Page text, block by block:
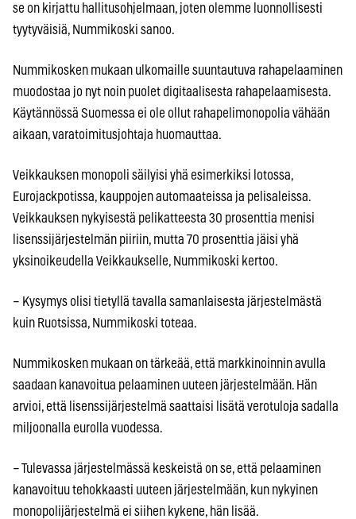
se on kirjattu hallitusohjelmaan, joten olemme luonnollisesti
tyytyväisiä, Nummikoski sanoo.
Nummikosken mukaan ulkomaille suuntautuva rahapelaaminen
muodostaa jo nyt noin puolet digitaalisesta rahapelaamisesta.
Käytännössä Suomessa ei ole ollut rahapelimonopolia vähään
aikaan, varatoimitusjohtaja huomauttaa.
Veikkauksen monopoli säilyisi yhä esimerkiksi lotossa,
Eurojackpotissa, kauppojen automaateissa ja pelisaleissa.
Veikkauksen nykyisestä pelikatteesta 30 prosenttia menisi
lisenssijärjestelmän piiriin, mutta 70 prosenttia jäisi yhä
yksinoikeudella Veikkaukselle, Nummikoski kertoo.
– Kysymys olisi tietyllä tavalla samanlaisesta järjestelmästä
kuin Ruotsissa, Nummikoski toteaa.
Nummikosken mukaan on tärkeää, että markkinoinnin avulla
saadaan kanavoitua pelaaminen uuteen järjestelmään. Hän
arvioi, että lisenssijärjestelmä saattaisi lisätä verotuloja sadalla
miljoonalla eurolla vuodessa.
– Tulevassa järjestelmässä keskeistä on se, että pelaaminen
kanavoituu tehokkaasti uuteen järjestelmään, kun nykyinen
monopolijärjestelmä ei siihen kykene, hän lisää.